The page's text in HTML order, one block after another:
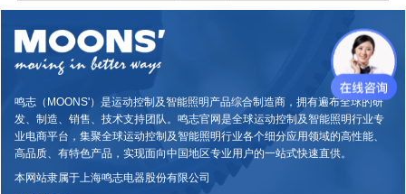
鸣志（MOONS'）是运动控制及智能照明产品综合制造商，拥有遍布全球的研
发、制造、销售、技术支持团队。鸣志官网是全球运动控制及智能照明行业专
业电商平台，集聚全球运动控制及智能照明行业各个细分应用领域的高性能、
高品质、有特色产品，实现面向中国地区专业用户的一站式快速直供。
本网站隶属于上海鸣志电器股份有限公司